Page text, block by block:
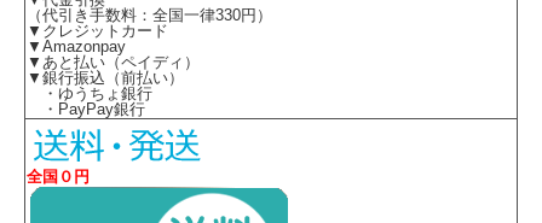
（代引き手数料：全国一律330円）
▼クレジットカード
▼Amazonpay
▼あと払い（ペイディ）
▼銀行振込（前払い）
・ゆうちょ銀行
・PayPay銀行
全国０円